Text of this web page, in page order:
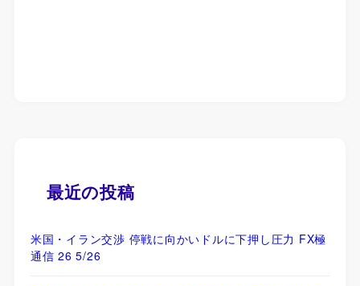
最近の投稿
米国・イラン交渉 停戦に向かいドルに下押し圧力 FX極
通信 26 5/26